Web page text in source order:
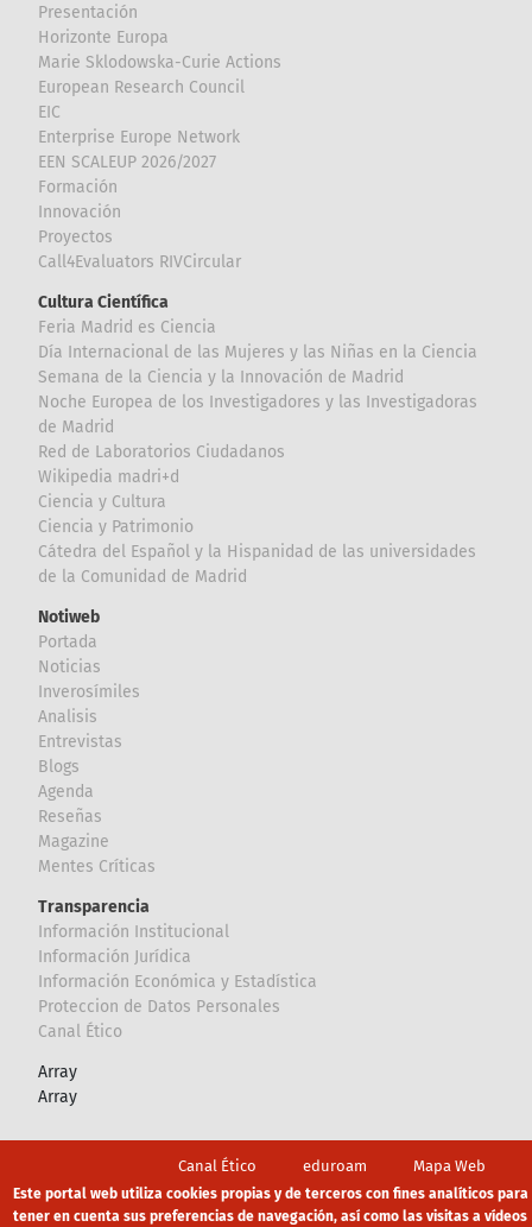
Presentación
Horizonte Europa
Marie Sklodowska-Curie Actions
European Research Council
EIC
Enterprise Europe Network
EEN SCALEUP 2026/2027
Formación
Innovación
Proyectos
Call4Evaluators RIVCircular
Cultura Científica
Feria Madrid es Ciencia
Día Internacional de las Mujeres y las Niñas en la Ciencia
Semana de la Ciencia y la Innovación de Madrid
Noche Europea de los Investigadores y las Investigadoras
de Madrid
Red de Laboratorios Ciudadanos
Wikipedia madri+d
Ciencia y Cultura
Ciencia y Patrimonio
Cátedra del Español y la Hispanidad de las universidades
de la Comunidad de Madrid
Notiweb
Portada
Noticias
Inverosímiles
Analisis
Entrevistas
Blogs
Agenda
Reseñas
Magazine
Mentes Críticas
Transparencia
Información Institucional
Información Jurídica
Información Económica y Estadística
Proteccion de Datos Personales
Canal Ético
Array
Array
Canal Ético eduroam Mapa Web
Política privacidad Política de cookies Aviso legal
Este portal web utiliza cookies propias y de terceros con fines analíticos para
tener en cuenta sus preferencias de navegación, así como las visitas a vídeos